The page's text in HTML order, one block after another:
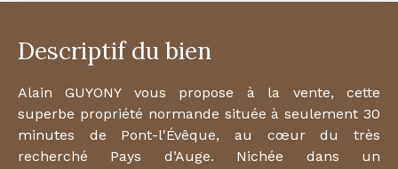
Descriptif du bien
Alain GUYONY vous propose à la vente, cette
superbe propriété normande située à seulement 30
minutes de Pont-l'Évêque, au cœur du très
recherché Pays d’Auge. Nichée dans un